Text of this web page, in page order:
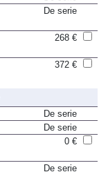
De serie
De serie
De serie